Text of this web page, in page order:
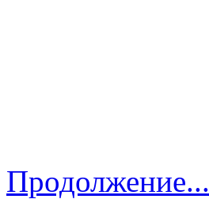
Продолжение...